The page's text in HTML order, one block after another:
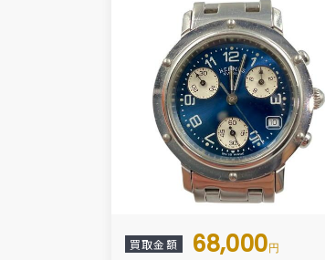
買取金額 68,000円